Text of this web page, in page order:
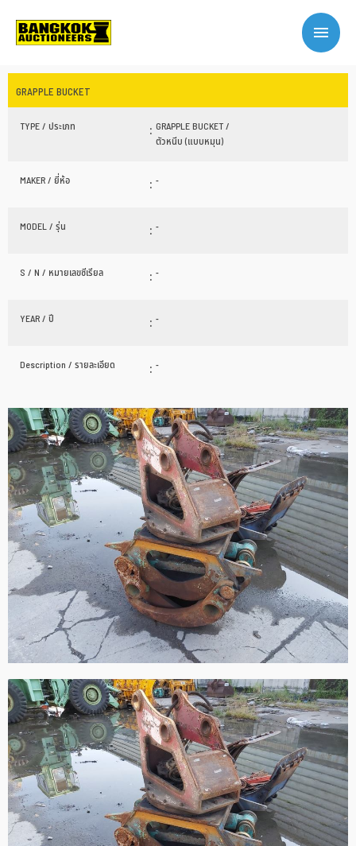
GRAPPLE BUCKET
TYPE / ประเภท : GRAPPLE BUCKET /
ตัวหนีบ (แบบหมุน)
MAKER / ยี่ห้อ : -
MODEL / รุ่น : -
S / N / หมายเลขซีเรียล : -
YEAR / ปี : -
Description / รายละเอียด : -